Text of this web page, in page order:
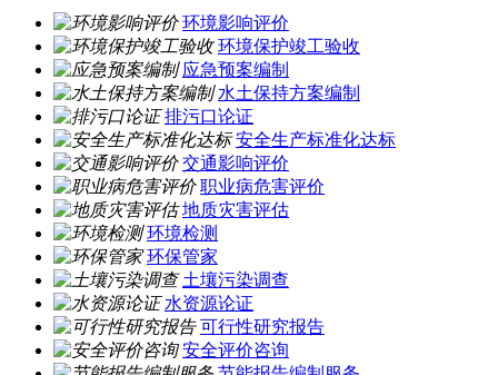
环境影响评价
环境保护竣工验收
应急预案编制
水土保持方案编制
排污口论证
安全生产标准化达标
交通影响评价
职业病危害评价
地质灾害评估
环境检测
环保管家
土壤污染调查
水资源论证
可行性研究报告
安全评价咨询